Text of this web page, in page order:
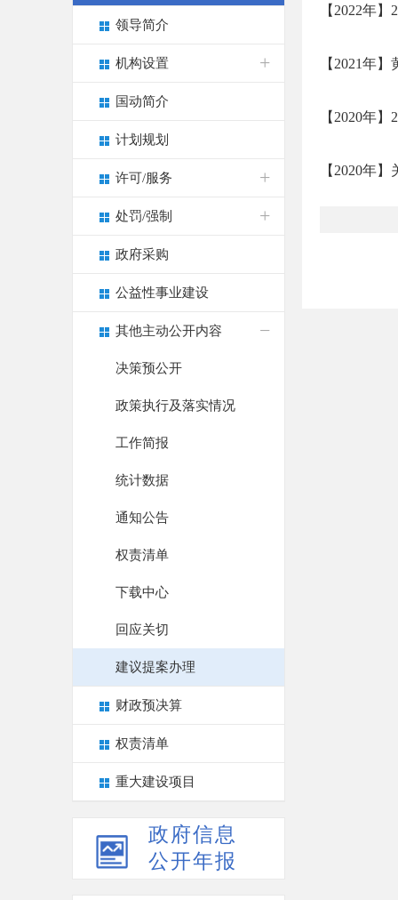
领导简介
机构设置
国动简介
计划规划
许可/服务
处罚/强制
政府采购
公益性事业建设
其他主动公开内容
决策预公开
政策执行及落实情况
工作简报
统计数据
通知公告
权责清单
下载中心
回应关切
建议提案办理
财政预决算
权责清单
重大建设项目
政府信息
公开年报
【2022年
【2021年
【2020年
【2020年